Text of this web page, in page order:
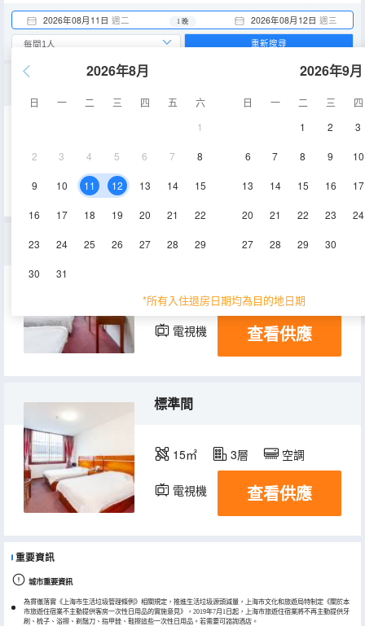
2026年08月11日 週二 2026年08月12日 週三
1 晚
2026年8月
日 一 二 三 四 五
六
1
2 3 4 5 6 7 8
9 10 11 12 13 14 15
16 17 18 19 20 21 22
23 24 25 26 27 28 29
30 31
2026年9月
日 一 二 三
四
1
2 3
6 7 8 9 10
13 14 15 16 17
20 21 22 23 24
27 28 29 30
*所有入住退房日期均為目的地日期
重新搜尋
空調
三人間
15㎡ 3層 空調
電視機 查看供應
標準間
15㎡ 3層 空調
電視機 查看供應
重要資訊
城市重要資訊
為貫徹落實《上海市生活垃圾管理條例》相關規定，推進生活垃圾源頭減量，上海市文化和旅遊局特制定《關於本
市旅遊住宿業不主動提供客房一次性日用品的實施意見》，2019年7月1日起，上海市旅遊住宿業將不再主動提供牙
刷、梳子、浴擦、剃鬚刀、指甲銼、鞋擦這些一次性日用品。若需要可諮詢酒店。